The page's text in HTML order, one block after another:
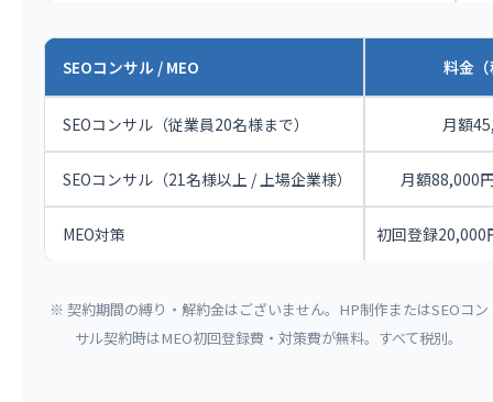
SEOコンサル / MEO 料金
SEOコンサル（従業員20名様まで） 月額
SEOコンサル（21名様以上 / 上場企業様） 月額88,000
MEO対策 初回登録20,000
※ 契約期間の縛り・解約金はございません。HP制作またはSEOコン
サル契約時はMEO初回登録費・対策費が無料。すべて税別。